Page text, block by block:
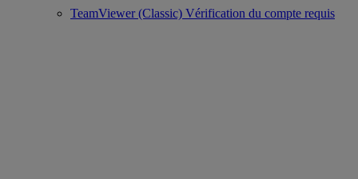
TeamViewer (Classic) Vérification du compte requis